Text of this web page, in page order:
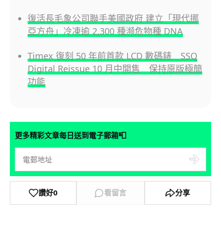
復活長毛象公司聯手美國政府 建立「現代挪
亞方舟」冷凍逾 2,300 種瀕危物種 DNA
Timex 復刻 50 年前首款 LCD 數碼錶 SSQ
Digital Reissue 10 月中開售 保持原版極簡
功能
更多精彩文章每日送到電子郵箱📮
讚好0 看留言 分享